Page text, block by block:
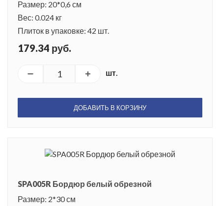
Размер: 20*0,6 см
Вес: 0.024 кг
Плиток в упаковке: 42 шт.
179.34 руб.
шт.
ДОБАВИТЬ В КОРЗИНУ
SPA005R Бордюр белый обрезной
Размер: 2*30 см